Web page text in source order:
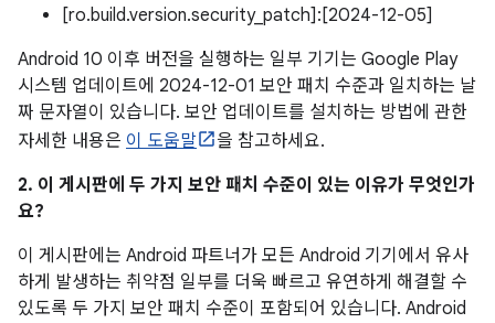
[ro.build.version.security_patch]:[2024-12-05]
Android 10 이후 버전을 실행하는 일부 기기는 Google Play
시스템 업데이트에 2024-12-01 보안 패치 수준과 일치하는 날
짜 문자열이 있습니다. 보안 업데이트를 설치하는 방법에 관한
자세한 내용은 이 도움말
을 참고하세요.
2. 이 게시판에 두 가지 보안 패치 수준이 있는 이유가 무엇인가
요?
이 게시판에는 Android 파트너가 모든 Android 기기에서 유사
하게 발생하는 취약점 일부를 더욱 빠르고 유연하게 해결할 수
있도록 두 가지 보안 패치 수준이 포함되어 있습니다. Android